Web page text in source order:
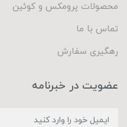
محصولات پرومکس و کوئین
تماس با ما
رهگیری سفارش
عضویت در خبرنامه